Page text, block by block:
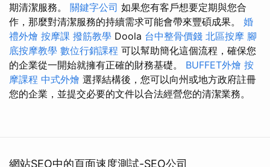
期清潔服務。 關鍵字公司 如果您有客戶想要定期與您合
作，那麼對清潔服務的持續需求可能會帶來豐碩成果。 婚
禮外燴 按摩課 撥筋教學 Doola 台中整骨價錢 北區按摩 腳
底按摩教學 數位行銷課程 可以幫助簡化這個流程，確保您
的企業從一開始就擁有正確的財務基礎。 BUFFET外燴 按
摩課程 中式外燴 選擇結構後，您可以向州或地方政府註冊
您的企業，並提交必要的文件以合法經營您的清潔業務。
網站SEO中的頁面速度測試-SEO公司